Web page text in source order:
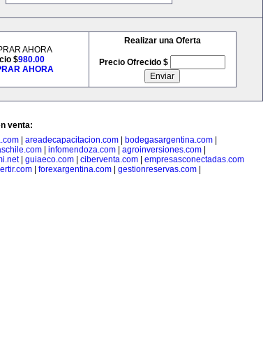
AHORA
$980.00
AHORA
Realizar una Oferta
Precio Ofrecido $
venta:
| areadecapacitacion.com| bodegasargentina.com|
| infomendoza.com| agroinversiones.com|
| guiaeco.com| ciberventa.com| empresasconectadas.com
| forexargentina.com| gestionreservas.com|